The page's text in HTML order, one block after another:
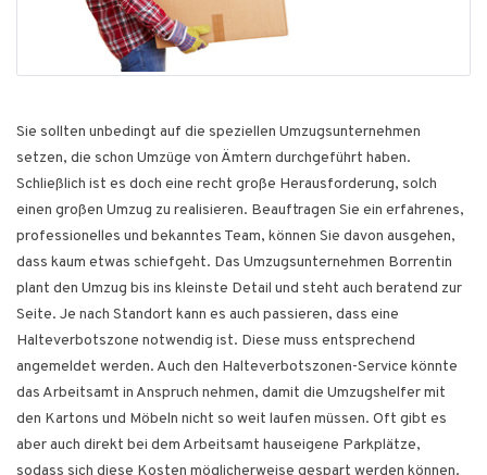
Sie sollten unbedingt auf die speziellen Umzugsunternehmen
setzen, die schon Umzüge von Ämtern durchgeführt haben.
Schließlich ist es doch eine recht große Herausforderung, solch
einen großen Umzug zu realisieren. Beauftragen Sie ein erfahrenes,
professionelles und bekanntes Team, können Sie davon ausgehen,
dass kaum etwas schiefgeht. Das Umzugsunternehmen Borrentin
plant den Umzug bis ins kleinste Detail und steht auch beratend zur
Seite. Je nach Standort kann es auch passieren, dass eine
Halteverbotszone notwendig ist. Diese muss entsprechend
angemeldet werden. Auch den Halteverbotszonen-Service könnte
das Arbeitsamt in Anspruch nehmen, damit die Umzugshelfer mit
den Kartons und Möbeln nicht so weit laufen müssen. Oft gibt es
aber auch direkt bei dem Arbeitsamt hauseigene Parkplätze,
sodass sich diese Kosten möglicherweise gespart werden können.